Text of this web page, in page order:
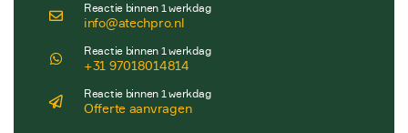
Reactie binnen 1 werkdag
info@atechpro.nl
Reactie binnen 1 werkdag
+31 97018014814
Reactie binnen 1 werkdag
Offerte aanvragen